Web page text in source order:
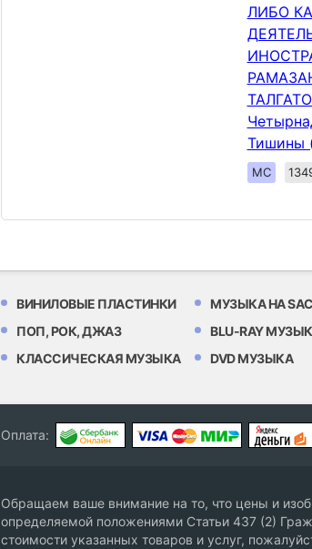
ЛИБО
Тишины
MC
ВИНИЛОВЫЕ ПЛАСТИНКИ
ПОП, РОК, ДЖАЗ
КЛАССИЧЕСКАЯ МУЗЫКА
МУЗЫКА НА
BLU-RAY
DVD МУЗЫКА
Оплата:
Обращаем ваше внимание на то, что цены и
определяемой положениями Статьи 437 (2)
стоимости указанных товаров и услуг,